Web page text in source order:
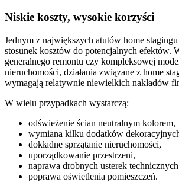
Niskie koszty, wysokie korzyści
Jednym z największych atutów home
stosunek kosztów do potencjalnych efektów.
generalnego remontu czy kompleksowej
nieruchomości, działania związane z home
wymagają relatywnie niewielkich nakładów
W wielu przypadkach wystarczą:
odświeżenie ścian neutralnym kolorem,
wymiana kilku dodatków
dokładne sprzątanie nieruchomości,
uporządkowanie przestrzeni,
naprawa drobnych usterek
poprawa oświetlenia pomieszczeń.